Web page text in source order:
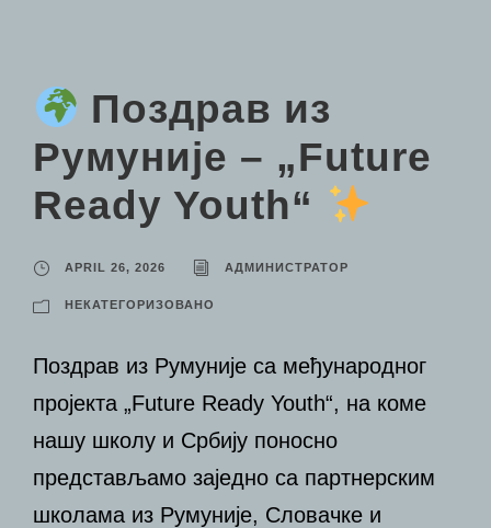
Поздрав из
Румуније – „Future
Ready Youth“
APRIL 26, 2026 АДМИНИСТРАТОР
НЕКАТЕГОРИЗОВАНО
Поздрав из Румуније са међународног
пројекта „Future Ready Youth“, на коме
нашу школу и Србију поносно
представљамо заједно са партнерским
школама из Румуније, Словачке и